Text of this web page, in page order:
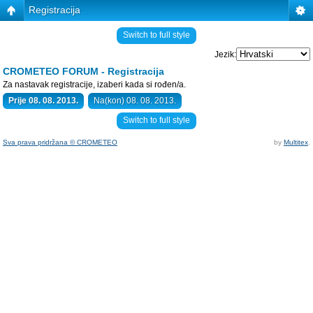
Registracija
Switch to full style
Jezik:
CROMETEO FORUM - Registracija
Za nastavak registracije, izaberi kada si rođen/a.
Prije 08. 08. 2013.
Na(kon) 08. 08. 2013.
Switch to full style
Sva prava pridržana © CROMETEO by Multitex